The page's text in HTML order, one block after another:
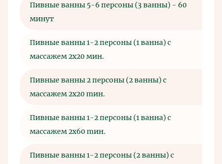
Пивные ванны 5-6 персоны (3 ванны) - 60
минут
Пивные ванны 1-2 персоны (1 ванна) с
массажем 2x20 мин.
Пивные ванны 2 персоны (2 ванны) c
массажем 2x20 mин.
Пивные ванны 1-2 персоны (1 ванна) c
массажем 2x60 mин.
Пивные ванны 1-2 персоны (2 ванны) c